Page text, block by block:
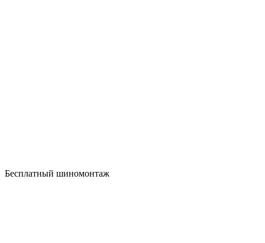
Бесплатный шиномонтаж